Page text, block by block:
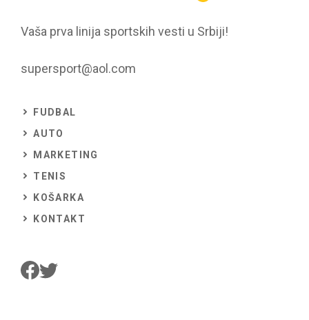
Vaša prva linija sportskih vesti u Srbiji!
supersport@aol.com
FUDBAL
AUTO
MARKETING
TENIS
KOŠARKA
KONTAKT